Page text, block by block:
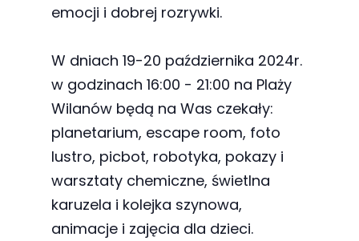
emocji i dobrej rozrywki.
W dniach 19-20 października 2024r.
w godzinach 16:00 - 21:00 na Plaży
Wilanów będą na Was czekały:
planetarium, escape room, foto
lustro, picbot, robotyka, pokazy i
warsztaty chemiczne, świetlna
karuzela i kolejka szynowa,
animacje i zajęcia dla dzieci.
internetowa
najlepiej
twojego
przejścia na nią.
Jeśli odrzucisz
te pliki cookie,
niektóre funkcje
znikną ze strony
internetowej.